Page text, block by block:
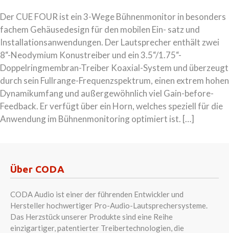
Der CUE FOUR ist ein 3-Wege Bühnenmonitor in besonders
fachem Gehäusedesign für den mobilen Ein- satz und
Installationsanwendungen. Der Lautsprecher enthält zwei
8“-Neodymium Konustreiber und ein 3.5“/1.75“-
Doppelringmembran-Treiber Koaxial-System und überzeugt
durch sein Fullrange-Frequenzspektrum, einen extrem hohen
Dynamikumfang und außergewöhnlich viel Gain-before-
Feedback. Er verfügt über ein Horn, welches speziell für die
Anwendung im Bühnenmonitoring optimiert ist. […]
Über CODA
CODA Audio ist einer der führenden Entwickler und
Hersteller hochwertiger Pro-Audio-Lautsprechersysteme.
Das Herzstück unserer Produkte sind eine Reihe
einzigartiger, patentierter Treibertechnologien, die